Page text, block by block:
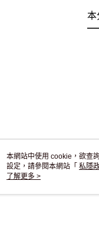
本
本網站中使用 cookie，欲查
設定，請參閱本網站「 私隱
用 cookie。
了解更多 >